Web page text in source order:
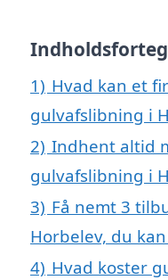
1) Hvad kan et
gulvafslibning i
2) Indhent altid
gulvafslibning i
3) Få nemt 3
Horbelev, du
4) Hvad koster